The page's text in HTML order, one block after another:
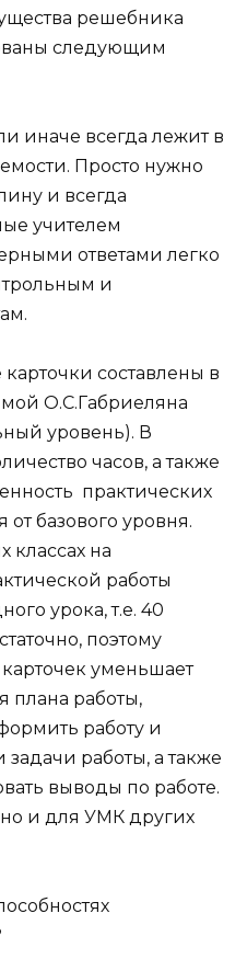
решебника
следующим
иначе всегда лежит в
Просто нужно
и всегда
учителем
ответами легко
и
составлены в
О.С.Габриеляна
уровень). В
часов, а также
практических
от базового уровня.
на
работы
урока, т.е. 40
поэтому
уменьшает
плана работы,
работу и
работы, а также
выводы по работе.
и для УМК других